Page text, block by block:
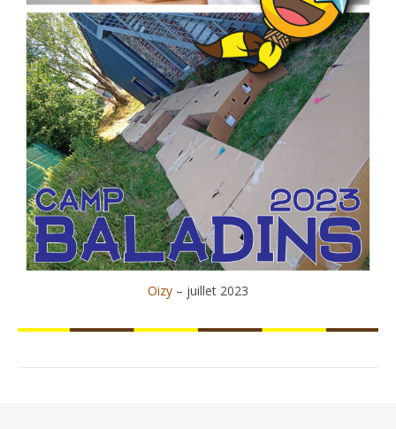
Oizy – juillet 2023